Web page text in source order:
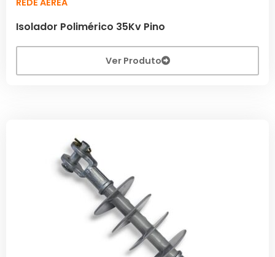
Isolador Polimérico 35Kv Pino
Ver Produto